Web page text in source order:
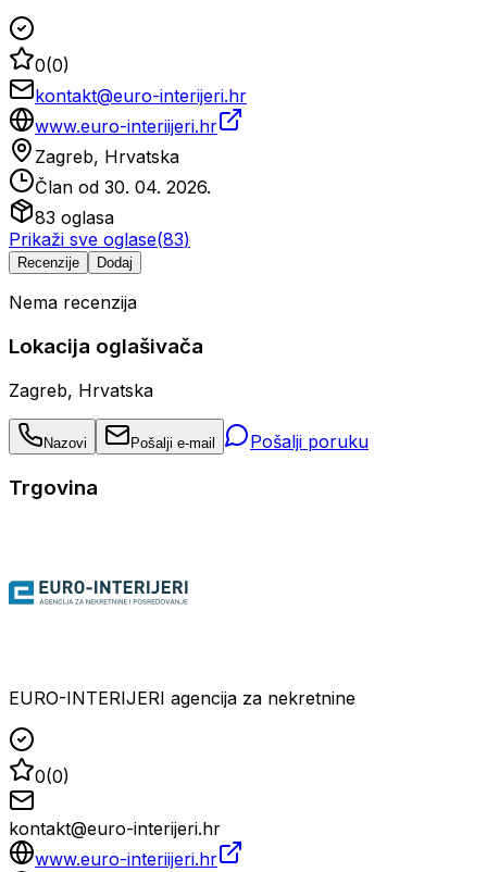
0(0)
kontakt@euro-interijeri.hr
www.euro-interiijeri.hr
Zagreb, Hrvatska
Član od 30. 04. 2026.
83 oglasa
Prikaži sve oglase(83)
Recenzije Dodaj
Nema recenzija
Lokacija oglašivača
Zagreb, Hrvatska
Nazovi Pošalji e-mail Pošalji poruku
Trgovina
EURO-INTERIJERI agencija za nekretnine
0(0)
kontakt@euro-interijeri.hr
www.euro-interiijeri.hr